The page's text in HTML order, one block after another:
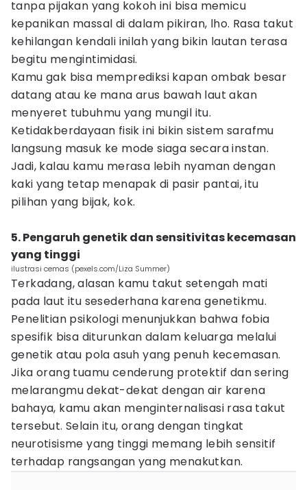
tanpa pijakan yang kokoh ini bisa memicu
kepanikan massal di dalam pikiran, lho. Rasa takut
kehilangan kendali inilah yang bikin lautan terasa
begitu mengintimidasi.
Kamu gak bisa memprediksi kapan ombak besar
datang atau ke mana arus bawah laut akan
menyeret tubuhmu yang mungil itu.
Ketidakberdayaan fisik ini bikin sistem sarafmu
langsung masuk ke mode siaga secara instan.
Jadi, kalau kamu merasa lebih nyaman dengan
kaki yang tetap menapak di pasir pantai, itu
pilihan yang bijak, kok.
5. Pengaruh genetik dan sensitivitas kecemasan
yang tinggi
ilustrasi cemas (pexels.com/Liza Summer)
Terkadang, alasan kamu takut setengah mati
pada laut itu sesederhana karena genetikmu.
Penelitian psikologi menunjukkan bahwa fobia
spesifik bisa diturunkan dalam keluarga melalui
genetik atau pola asuh yang penuh kecemasan.
Jika orang tuamu cenderung protektif dan sering
melarangmu dekat-dekat dengan air karena
bahaya, kamu akan menginternalisasi rasa takut
tersebut. Selain itu, orang dengan tingkat
neurotisisme yang tinggi memang lebih sensitif
terhadap rangsangan yang menakutkan.